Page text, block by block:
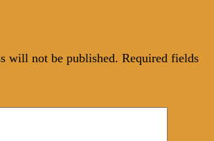
will not be published. Required fields